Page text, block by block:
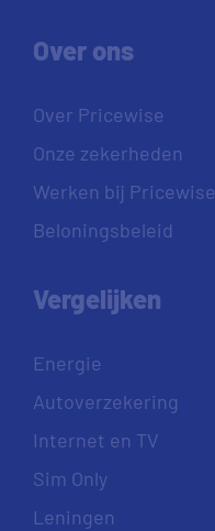
Over ons
Over Pricewise
Onze zekerheden
Werken bij Pricewise
Beloningsbeleid
Vergelijken
Energie
Autoverzekering
Internet en TV
Sim Only
Leningen